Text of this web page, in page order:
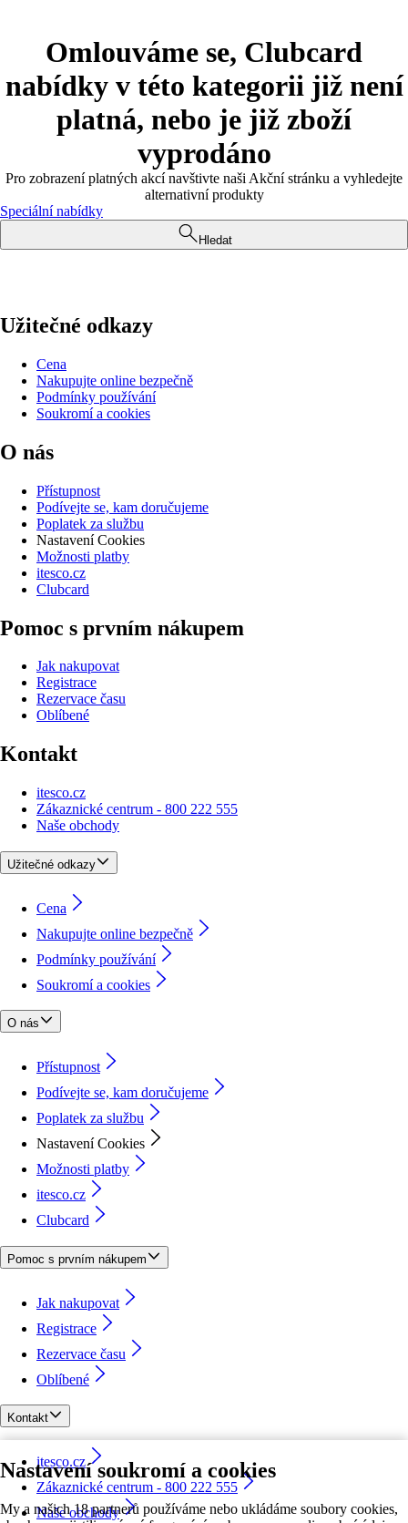
Nastavení soukromí a cookies
My a našich 18 partnerů používáme nebo ukládáme soubory cookies,
Omlouváme se, Clubcard
nabídky v této kategorii již není
platná, nebo je již zboží
vyprodáno
Pro zobrazení platných akcí navštivte naši Akční stránku a vyhledejte
alternativní produkty
Speciální nabídky
Hledat
Užitečné odkazy
Cena
Nakupujte online bezpečně
Podmínky používání
Soukromí a cookies
O nás
Přístupnost
Podívejte se, kam doručujeme
Poplatek za službu
Nastavení Cookies
Možnosti platby
itesco.cz
Clubcard
Pomoc s prvním nákupem
Jak nakupovat
Registrace
Rezervace času
Oblíbené
Kontakt
itesco.cz
Zákaznické centrum - 800 222 555
Naše obchody
Užitečné odkazy
Cena
Nakupujte online bezpečně
Podmínky používání
Soukromí a cookies
O nás
Přístupnost
Podívejte se, kam doručujeme
Poplatek za službu
Nastavení Cookies
Možnosti platby
itesco.cz
Clubcard
Pomoc s prvním nákupem
Jak nakupovat
Registrace
Rezervace času
Oblíbené
Kontakt
itesco.cz
Zákaznické centrum - 800 222 555
Naše obchody